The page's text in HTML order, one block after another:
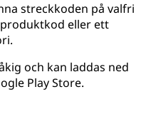
streckkoden på valfri
eller ett
och kan laddas ned
Play Store.